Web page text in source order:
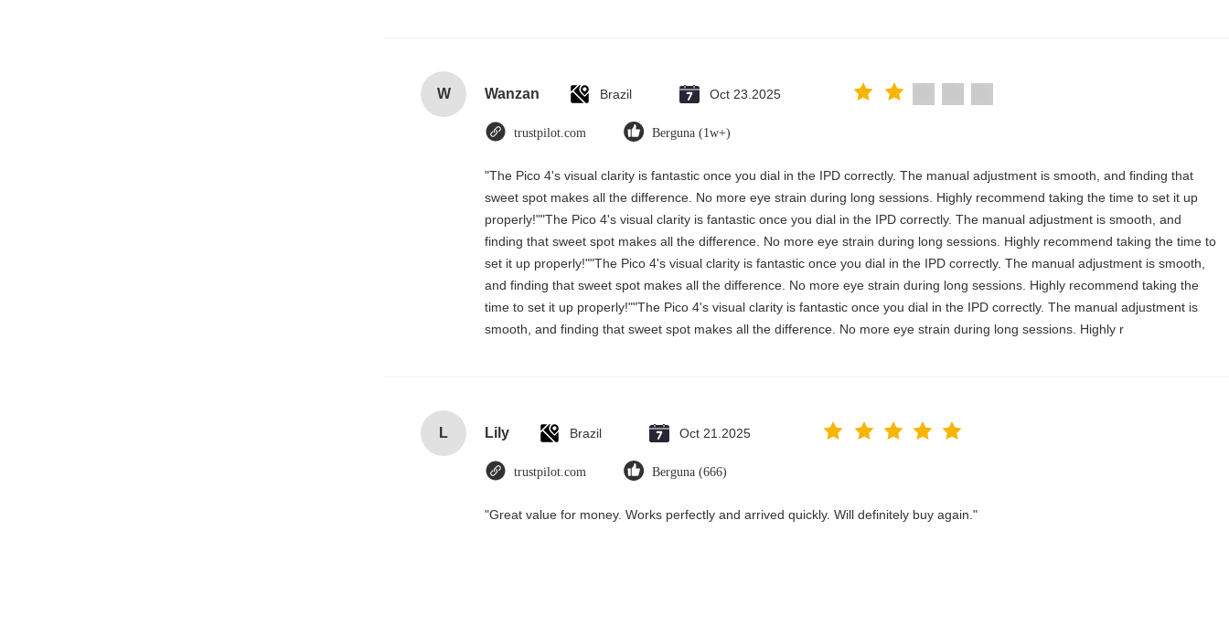
W Wanzan Brazil Oct 23.2025
trustpilot.com Berguna (1w+)
"The Pico 4's visual clarity is fantastic once you dial in the IPD correctly. The manual adjustment is smooth, and finding that
sweet spot makes all the difference. No more eye strain during long sessions. Highly recommend taking the time to set it up
properly!""The Pico 4's visual clarity is fantastic once you dial in the IPD correctly. The manual adjustment is smooth, and
finding that sweet spot makes all the difference. No more eye strain during long sessions. Highly recommend taking the time to
set it up properly!""The Pico 4's visual clarity is fantastic once you dial in the IPD correctly. The manual adjustment is smooth,
and finding that sweet spot makes all the difference. No more eye strain during long sessions. Highly recommend taking the
time to set it up properly!""The Pico 4's visual clarity is fantastic once you dial in the IPD correctly. The manual adjustment is
smooth, and finding that sweet spot makes all the difference. No more eye strain during long sessions. Highly r
L Lily Brazil Oct 21.2025
trustpilot.com Berguna (666)
"Great value for money. Works perfectly and arrived quickly. Will definitely buy again."